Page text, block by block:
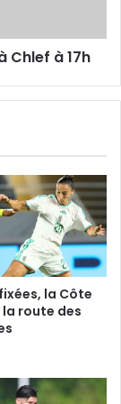
Chlef à 17h
la Côte
la route des